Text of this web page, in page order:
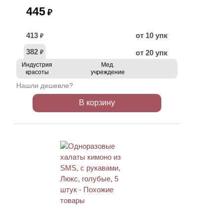
445 ₽
413 ₽
от 10 упк
382 ₽ от 20 упк
Индустрия
красоты
Мед.
учреждение
Нашли дешевле?
В корзину